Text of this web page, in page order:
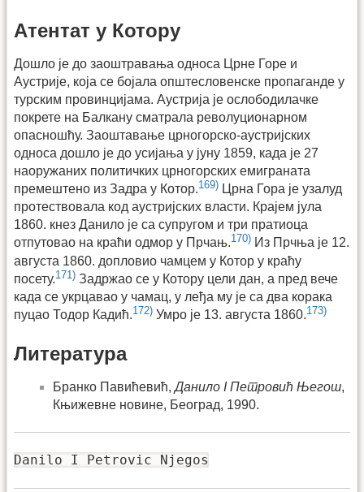
Атентат у Котору
Дошло је до заоштравања односа Црне Горе и
Аустрије, која се бојала општесловенске пропаганде у
турским провинцијама. Аустрија је ослободилачке
покрете на Балкану сматрала револуционарном
опасношћу. Заоштавање црногорско-аустријских
односа дошло је до усијања у јуну 1859, када је 27
наоружаних политичких црногорских емиграната
премештено из Задра у Котор.169) Црна Гора је узалуд
протествовала код аустријских власти. Крајем јула
1860. кнез Данило је са супругом и три пратиоца
отпутовао на краћи одмор у Прчањ.170) Из Прчња је 12.
августа 1860. допловио чамцем у Котор у краћу
посету.171) Задржао се у Котору цели дан, а пред вече
када се укрцавао у чамац, у леђа му је са два корака
пуцао Тодор Кадић.172) Умро је 13. августа 1860.173)
Литература
Бранко Павићевић,Данило I Петровић Његош,
Књижевне новине, Београд, 1990.
Danilo I Petrovic Njegos